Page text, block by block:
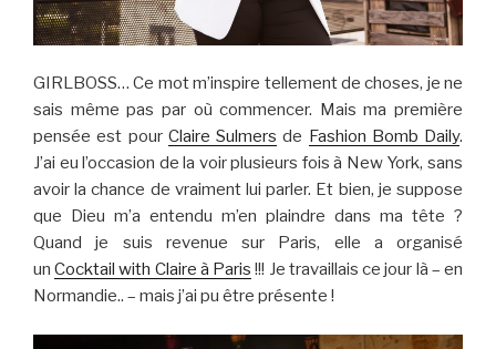
GIRLBOSS… Ce mot m’inspire tellement de choses, je ne
sais même pas par où commencer. Mais ma première
pensée est pour Claire Sulmers de Fashion Bomb Daily.
J’ai eu l’occasion de la voir plusieurs fois à New York, sans
avoir la chance de vraiment lui parler. Et bien, je suppose
que Dieu m’a entendu m’en plaindre dans ma tête ?
Quand je suis revenue sur Paris, elle a organisé
unCocktail with Claire à Paris !!! Je travaillais ce jour là – en
Normandie.. – mais j’ai pu être présente !